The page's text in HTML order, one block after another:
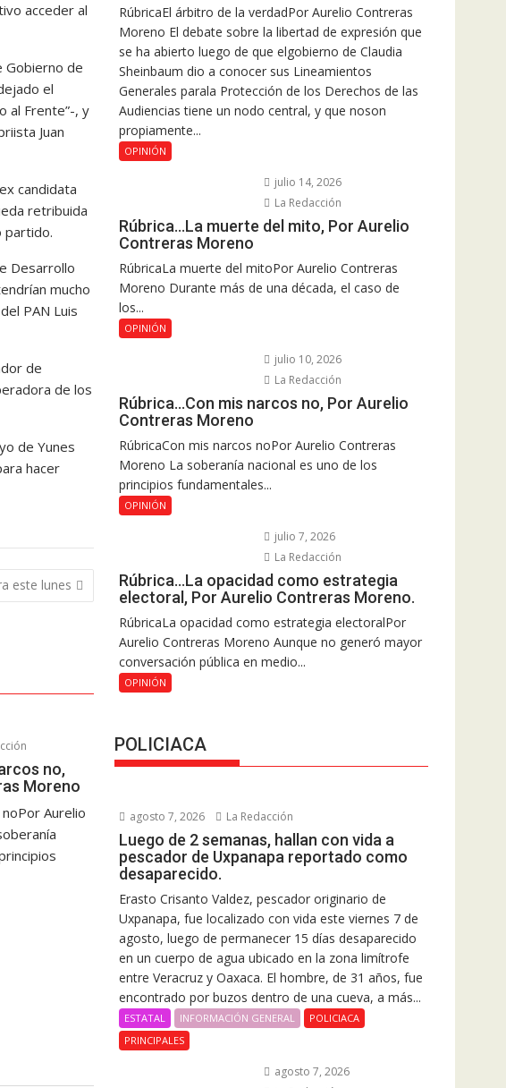
acceder al
Gobierno de
el
al Frente”-, y
Juan
candidata
retribuida
partido.
Desarrollo
mucho
PAN Luis
de
de los
de Yunes
hacer
este lunes
no,
Moreno
Aurelio
RúbricaEl árbitro de la verdadPor Aurelio Contreras
Moreno El debate sobre la libertad de expresión que
se ha abierto luego de que elgobierno de Claudia
Sheinbaum dio a conocer sus Lineamientos
Generales parala Protección de los Derechos de las
Audiencias tiene un nodo central, y que noson
propiamente...
OPINIÓN
julio 14, 2026
La Redacción
Rúbrica…La muerte del mito, Por Aurelio
Contreras Moreno
RúbricaLa muerte del mitoPor Aurelio Contreras
Moreno Durante más de una década, el caso de
los...
OPINIÓN
julio 10, 2026
La Redacción
Rúbrica…Con mis narcos no, Por Aurelio
Contreras Moreno
RúbricaCon mis narcos noPor Aurelio Contreras
Moreno La soberanía nacional es uno de los
principios fundamentales...
OPINIÓN
julio 7, 2026
La Redacción
Rúbrica…La opacidad como estrategia
electoral, Por Aurelio Contreras Moreno.
RúbricaLa opacidad como estrategia electoralPor
Aurelio Contreras Moreno Aunque no generó mayor
conversación pública en medio...
OPINIÓN
POLICIACA
agosto 7, 2026 La Redacción
Luego de 2 semanas, hallan con vida a
pescador de Uxpanapa reportado como
desaparecido.
Erasto Crisanto Valdez, pescador originario de
Uxpanapa, fue localizado con vida este viernes 7 de
agosto, luego de permanecer 15 días desaparecido
en un cuerpo de agua ubicado en la zona limítrofe
entre Veracruz y Oaxaca. El hombre, de 31 años, fue
encontrado por buzos dentro de una cueva, a más...
ESTATAL INFORMACIÓN GENERAL
POLICIACA
PRINCIPALES
agosto 7, 2026